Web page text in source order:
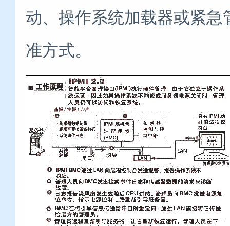
动、操作系统加载器或紧
准方式。